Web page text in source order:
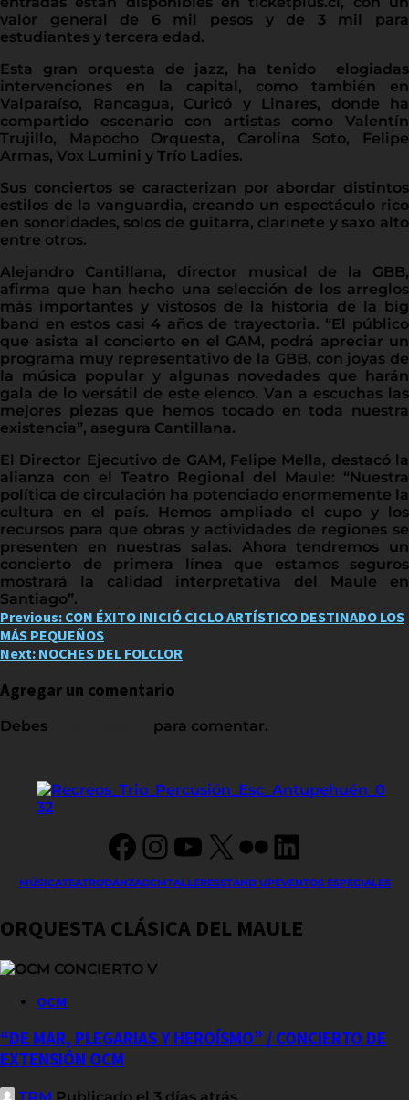
valor general de 6 mil pesos y de 3 mil para
estudiantes y tercera edad.
Esta gran orquesta de jazz, ha tenido elogiadas
intervenciones en la capital, como también en
Valparaíso, Rancagua, Curicó y Linares, donde ha
compartido escenario con artistas como Valentín
Trujillo, Mapocho Orquesta, Carolina Soto, Felipe
Armas, Vox Lumini y Trío Ladies.
Sus conciertos se caracterizan por abordar distintos
estilos de la vanguardia, creando un espectáculo rico
en sonoridades, solos de guitarra, clarinete y saxo alto
entre otros.
Alejandro Cantillana, director musical de la GBB,
afirma que han hecho una selección de los arreglos
más importantes y vistosos de la historia de la big
band en estos casi 4 años de trayectoria. “El público
que asista al concierto en el GAM, podrá apreciar un
programa muy representativo de la GBB, con joyas de
la música popular y algunas novedades que harán
gala de lo versátil de este elenco. Van a escuchas las
mejores piezas que hemos tocado en toda nuestra
existencia”, asegura Cantillana.
El Director Ejecutivo de GAM, Felipe Mella, destacó la
alianza con el Teatro Regional del Maule: “Nuestra
política de circulación ha potenciado enormemente la
cultura en el país. Hemos ampliado el cupo y los
recursos para que obras y actividades de regiones se
presenten en nuestras salas. Ahora tendremos un
concierto de primera línea que estamos seguros
mostrará la calidad interpretativa del Maule en
Santiago”.
Post
navigation
Previous: CON ÉXITO INICIÓ CICLO ARTÍSTICO DESTINADO LOS
MÁS PEQUEÑOS
Next: NOCHES DEL FOLCLOR
Agregar un comentario
Debes para comentar.
Facebook
Instagram
YouTube
X FlickrLinkedIn
MÚSICATEATRODANZAOCMTALLERESSTAND UPEVENTOS ESPECIALES
ORQUESTA CLÁSICA DEL MAULE
OCM
“DE MAR, PLEGARIAS Y HEROÍSMO” / CONCIERTO DE
EXTENSIÓN OCM
TRM Publicado el 3 días atrás